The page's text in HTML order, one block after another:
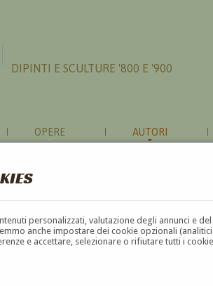
personalizzati, valutazione degli annunci e
anche impostare dei cookie opzionali
e accettare, selezionare o rifiutare tutti i
DIPINTI E SCULTURE '800 E '900
OPERE AUTORI
G H I J K L M N O P